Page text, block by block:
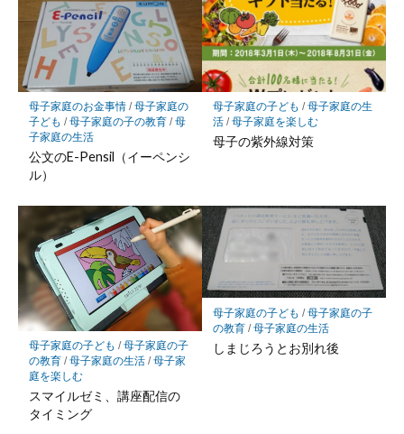
マ
ー
ク
に
保
存
母子家庭のお金事情/母子家庭の
子ども /母子家庭の子の教育/母
子家庭の生活
公文のE-Pensil（イーペンシ
ル）
母子家庭の子ども /母子家庭の生
活/母子家庭を楽しむ
母子の紫外線対策
母子家庭の子ども /母子家庭の子
の教育/母子家庭の生活/母子家
庭を楽しむ
スマイルゼミ、講座配信の
タイミング
母子家庭の子ども /母子家庭の子
の教育/母子家庭の生活
しまじろうとお別れ後